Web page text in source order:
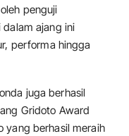
penguji
ajang ini
performa hingga
juga berhasil
Gridoto Award
yang berhasil meraih